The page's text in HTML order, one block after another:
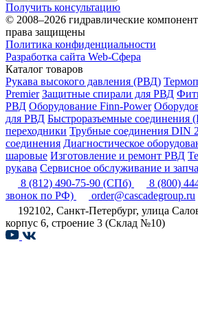
Получить консультацию
© 2008–2026 гидравлические
права защищены
Политика конфиденциальности
Разработка сайта Web-Сфера
Каталог товаров
Рукава высокого давления (РВД)
Premier Защитные спирали для РВД
РВД Оборудование Finn-Power
для РВД Быстроразъемные соединения
переходники Трубные соединения DIN
соединения Диагностическое
шаровые Изготовление и ремонт РВД
рукава Сервисное обслуживание и
8 (812) 490-75-90 (СПб) 8 (800)
звонок по РФ)
order@cascadegroup.ru
192102, Санкт-Петербург, улица
корпус 6, строение 3 (Склад №10)